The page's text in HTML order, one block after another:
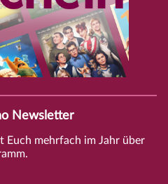
Newsletter
mehrfach im Jahr über